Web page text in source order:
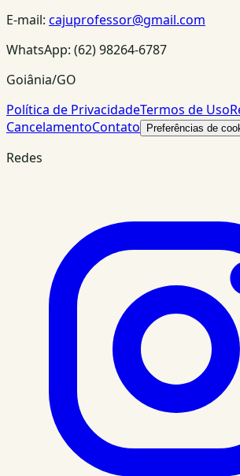
E-mail: cajuprofessor@gmail.com
WhatsApp: (62) 98264-6787
Goiânia/GO
Política de PrivacidadeTermos de Uso
CancelamentoContato Preferências de
Redes